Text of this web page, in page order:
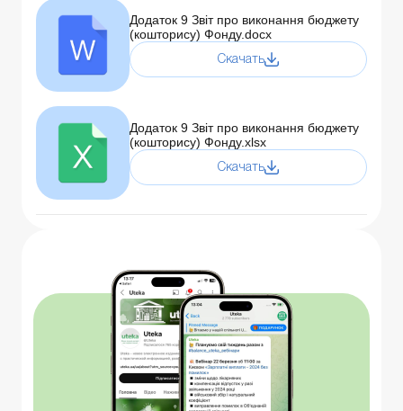
Додаток 9 Звіт про виконання бюджету
(кошторису) Фонду.docx
Скачать
Додаток 9 Звіт про виконання бюджету
(кошторису) Фонду.xlsx
Скачать